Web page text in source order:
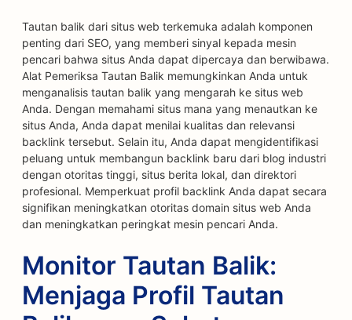
Tautan balik dari situs web terkemuka adalah komponen
penting dari SEO, yang memberi sinyal kepada mesin
pencari bahwa situs Anda dapat dipercaya dan berwibawa.
Alat Pemeriksa Tautan Balik memungkinkan Anda untuk
menganalisis tautan balik yang mengarah ke situs web
Anda. Dengan memahami situs mana yang menautkan ke
situs Anda, Anda dapat menilai kualitas dan relevansi
backlink tersebut. Selain itu, Anda dapat mengidentifikasi
peluang untuk membangun backlink baru dari blog industri
dengan otoritas tinggi, situs berita lokal, dan direktori
profesional. Memperkuat profil backlink Anda dapat secara
signifikan meningkatkan otoritas domain situs web Anda
dan meningkatkan peringkat mesin pencari Anda.
Monitor Tautan Balik:
Menjaga Profil Tautan